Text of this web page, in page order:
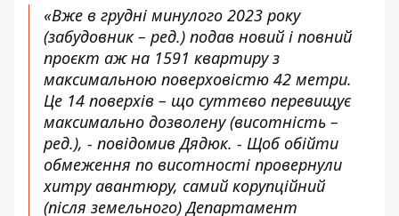
«Вже в грудні минулого 2023 року
(забудовник – ред.) подав новий і повний
проєкт аж на 1591 квартиру з
максимальною поверховістю 42 метри.
Це 14 поверхів – що суттєво перевищує
максимально дозволену (висотність –
ред.), - повідомив Дядюк. - Щоб обійти
обмеження по висотності провернули
хитру авантюру, самий корупційний
(після земельного) Департамент